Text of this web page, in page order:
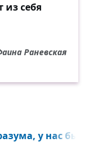
из себя
Раневская
у нас бы